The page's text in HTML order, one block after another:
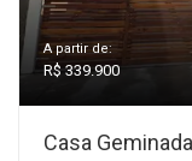
A partir de:
R$ 339.900
Casa